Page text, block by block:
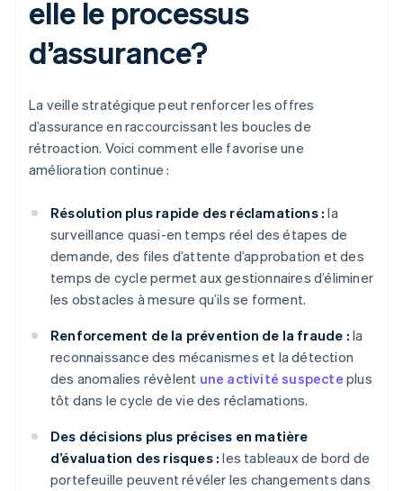
elle le processus
d’assurance?
La veille stratégique peut renforcer les offres
d’assurance en raccourcissant les boucles de
rétroaction. Voici comment elle favorise une
amélioration continue :
Résolution plus rapide des réclamations : la
surveillance quasi-en temps réel des étapes de
demande, des files d’attente d’approbation et des
temps de cycle permet aux gestionnaires d’éliminer
les obstacles à mesure qu’ils se forment.
Renforcement de la prévention de la fraude : la
reconnaissance des mécanismes et la détection
des anomalies révèlent une activité suspecte plus
tôt dans le cycle de vie des réclamations.
Des décisions plus précises en matière
d’évaluation des risques : les tableaux de bord de
portefeuille peuvent révéler les changements dans